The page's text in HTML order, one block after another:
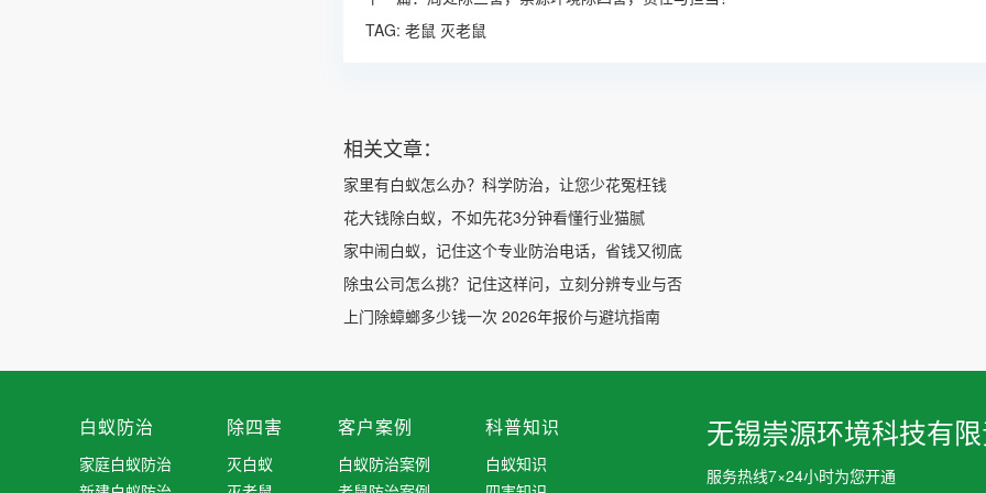
TAG: 老鼠 灭老鼠
相关文章：
家里有白蚁怎么办？科学防治，让您少花冤枉钱
花大钱除白蚁，不如先花3分钟看懂行业猫腻
家中闹白蚁，记住这个专业防治电话，省钱又彻底
除虫公司怎么挑？记住这样问，立刻分辨专业与否
上门除蟑螂多少钱一次 2026年报价与避坑指南
白蚁防治
家庭白蚁防治
除四害
灭白蚁
客户案例
白蚁防治案例
科普知识
白蚁知识
无锡崇源环境科技有
服务热线7×24小时为您开通